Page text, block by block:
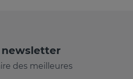
newsletter
des meilleures